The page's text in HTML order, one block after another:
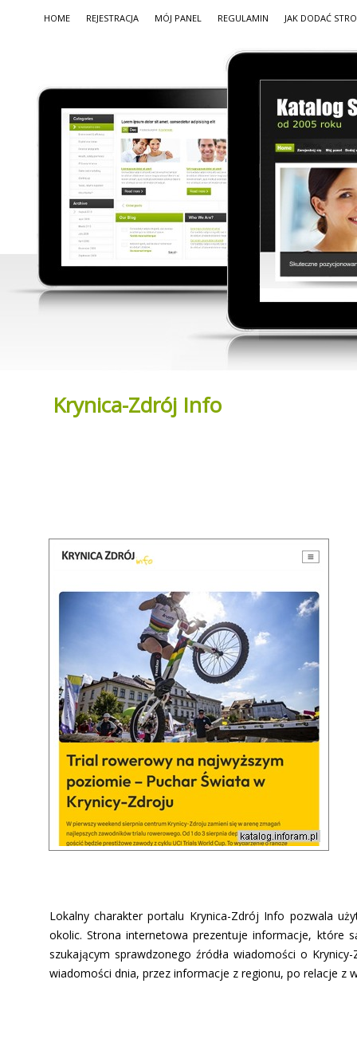
HOME REJESTRACJA MÓJ PANEL REGULAMIN JAK DODAĆ
Krynica-Zdrój Info
Lokalny charakter portalu Krynica-Zdrój Info pozwala
okolic. Strona internetowa prezentuje informacje, które
szukającym sprawdzonego źródła wiadomości o
wiadomości dnia, przez informacje z regionu, po relacje z